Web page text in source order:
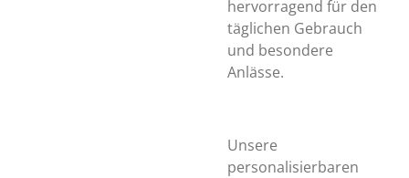
hervorragend für den
täglichen Gebrauch
und besondere
Anlässe.
Unsere
personalisierbaren